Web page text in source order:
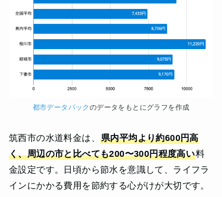
都市データパックのデータをもとにグラフを作成
筑西市の水道料金は、 県内平均より約600円高
く、周辺の市と比べても200〜300円程度高い料
金設定です。日頃から節水を意識して、ライフラ
インにかかる費用を節約する心がけが大切です。